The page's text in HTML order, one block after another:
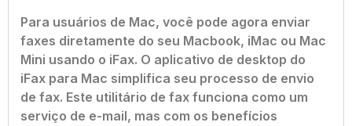
Para usuários de Mac, você pode agora enviar
faxes diretamente do seu Macbook, iMac ou Mac
Mini usando o iFax. O aplicativo de desktop do
iFax para Mac simplifica seu processo de envio
de fax. Este utilitário de fax funciona como um
serviço de e-mail, mas com os benefícios